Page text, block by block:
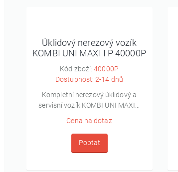
Úklidový nerezový vozík
KOMBI UNI MAXI I P 40000P
Kód zboží:40000P
Dostupnost: 2-14 dnů
Kompletní nerezový úklidový a
servisní vozík KOMBI UNI MAXI...
Cena na dotaz
Poptat